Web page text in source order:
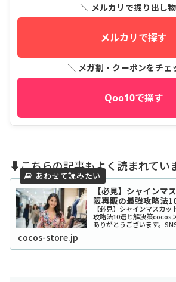
＼ メルカリで掘り出し
メルカリで探す
＼ メガ割・クーポンをチェ
Qoo10で探す
⬇️こちらの記事もよく読まれてい
【必見】シャインマ
阪再販の最強攻略法
【必見】シャインマスカ
攻略法10選と解決策cocos
ありがとうございます。
ンマスカットボンボン」
が本当に多いですよね。
cocos-store.jp